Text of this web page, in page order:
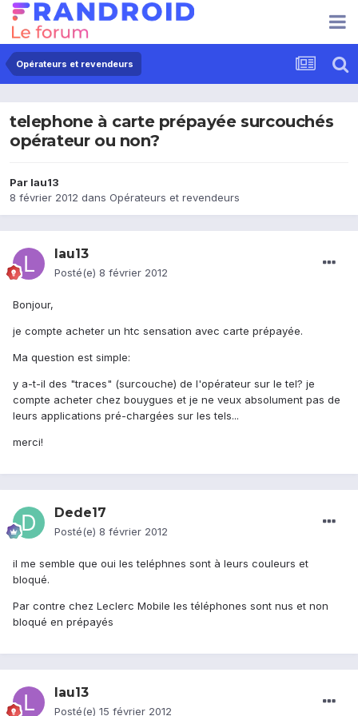
Opérateurs et revendeurs
telephone à carte prépayée surcouchés
opérateur ou non?
Par lau13
8 février 2012 dans Opérateurs et revendeurs
lau13
Posté(e) 8 février 2012
Bonjour,
je compte acheter un htc sensation avec carte prépayée.
Ma question est simple:
y a-t-il des "traces" (surcouche) de l'opérateur sur le tel? je
compte acheter chez bouygues et je ne veux absolument pas de
leurs applications pré-chargées sur les tels...
merci!
Dede17
Posté(e) 8 février 2012
il me semble que oui les teléphnes sont à leurs couleurs et
bloqué.
Par contre chez Leclerc Mobile les téléphones sont nus et non
bloqué en prépayés
lau13
Posté(e) 15 février 2012